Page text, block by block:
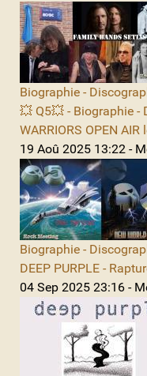
Biographie -
💥 Q5💥 - Biographie -
WARRIORS OPEN AIR
19 Aoû 2025 13:22 -
Biographie -
DEEP PURPLE -
04 Sep 2025 23:16 -